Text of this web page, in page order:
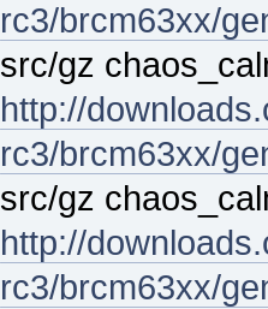
rc3/brcm63xx/
src/gz
http://
rc3/brcm63xx/
src/gz
http://
rc3/brcm63xx/